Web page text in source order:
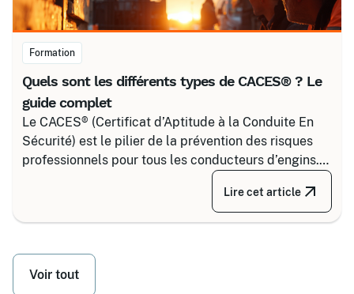
Formation
Quels sont les différents types de CACES® ? Le
guide complet
Le CACES® (Certificat d’Aptitude à la Conduite En
Sécurité) est le pilier de la prévention des risques
professionnels pour tous les conducteurs d’engins.
Depuis la réforme de 2020, il s’articule autour de 8
grandes familles d’équipements, divisées selon
Lire cet article
Voir tout